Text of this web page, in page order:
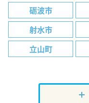
砺波市
射水市
立山町